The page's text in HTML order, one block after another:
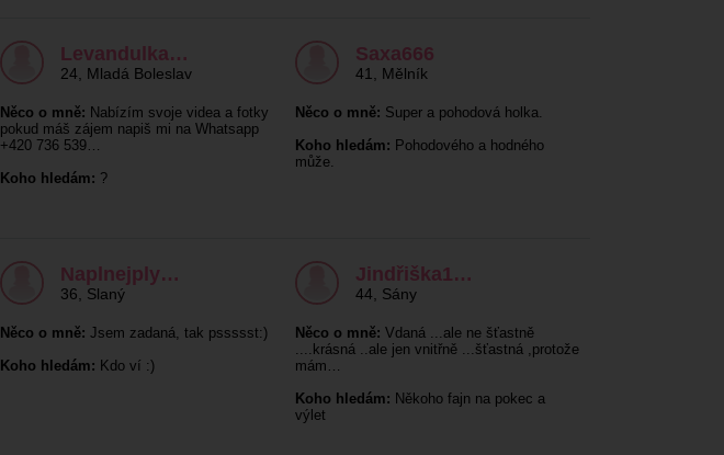
Levandulka…
24 Mladá Boleslav
Něco o mně: Nabízím svoje videa a fotky
pokud máš zájem napiš mi na Whatsapp
+420 736 539…
Koho hledám: ?
Saxa666
41 Mělník
Něco o mně: Super a pohodová holka.
Koho hledám: Pohodového a hodného
může.
Naplnejply…
36 Slaný
Něco o mně: Jsem zadaná, tak pssssst:)
Koho hledám: Kdo ví :)
Jindřiška1…
44 Sány
Něco o mně: Vdaná ...ale ne šťastně
....krásná ..ale jen vnitřně ...šťastná ,protože
mám…
Koho hledám: Někoho fajn na pokec a
výlet